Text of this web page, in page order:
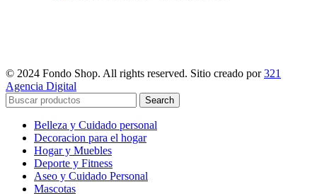
© 2024 Fondo Shop. All rights reserved. Sitio creado por321
Agencia Digital
Search
Belleza y Cuidado personal
Decoracion para el hogar
Hogar y Muebles
Deporte y Fitness
Aseo y Cuidado Personal
Mascotas